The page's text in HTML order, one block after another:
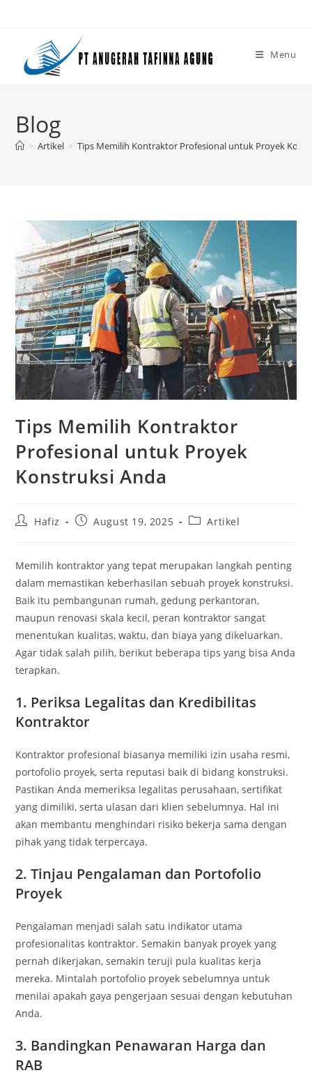
Menu
Blog
> Artikel > Tips Memilih Kontraktor Profesional untuk Proyek
Tips Memilih Kontraktor
Profesional untuk Proyek
Konstruksi Anda
PostHafiz
PostAugust 19, 2025
PostArtikel
Memilih kontraktor yang tepat merupakan langkah penting
dalam memastikan keberhasilan sebuah proyek konstruksi.
Baik itu pembangunan rumah, gedung perkantoran,
maupun renovasi skala kecil, peran kontraktor sangat
menentukan kualitas, waktu, dan biaya yang dikeluarkan.
Agar tidak salah pilih, berikut beberapa tips yang bisa Anda
terapkan.
1. Periksa Legalitas dan Kredibilitas
Kontraktor
Kontraktor profesional biasanya memiliki izin usaha resmi,
portofolio proyek, serta reputasi baik di bidang konstruksi.
Pastikan Anda memeriksa legalitas perusahaan, sertifikat
yang dimiliki, serta ulasan dari klien sebelumnya. Hal ini
akan membantu menghindari risiko bekerja sama dengan
pihak yang tidak terpercaya.
2. Tinjau Pengalaman dan Portofolio
Proyek
Pengalaman menjadi salah satu indikator utama
profesionalitas kontraktor. Semakin banyak proyek yang
pernah dikerjakan, semakin teruji pula kualitas kerja
mereka. Mintalah portofolio proyek sebelumnya untuk
menilai apakah gaya pengerjaan sesuai dengan kebutuhan
Anda.
3. Bandingkan Penawaran Harga dan
RAB